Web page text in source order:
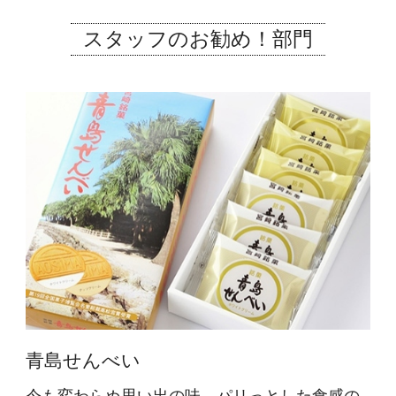
スタッフのお勧め！部門
青島せんべい